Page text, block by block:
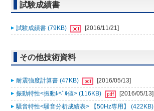
試験成績書
試験成績書 (79KB) [2016/11/21]
その他技術資料
耐震強度計算書 (47KB)
[2016/05/13]
振動特性<振動ﾚﾍﾞﾙ値> (116KB)
[2016/05/13]
騒音特性<騒音分析成績表> 【50Hz専用】 (422KB)